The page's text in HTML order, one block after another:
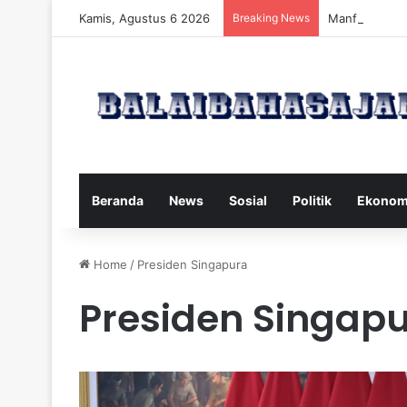
Kamis, Agustus 6 2026 Breaking News Manfaat dan
Beranda News Sosial Politik
Home / Presiden Singapura
Presiden